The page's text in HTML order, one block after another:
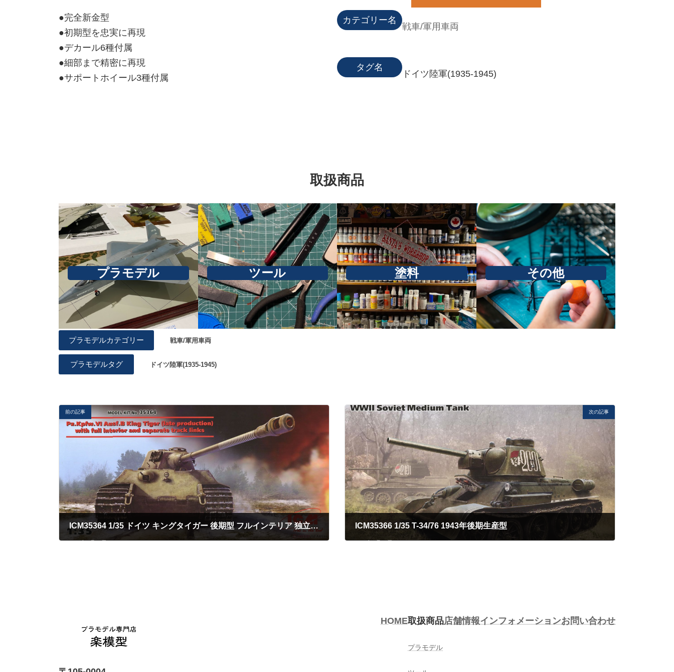
●完全新金型
●初期型を忠実に再現
●デカール6種付属
●細部まで精密に再現
●サポートホイール3種付属
カテゴリー名
戦車/軍用車両
タグ名
ドイツ陸軍(1935-1945)
取扱商品
プラモデル ツール 塗料 その他
プラモデルカテゴリー 戦車/軍用車両
プラモデルタグ ドイツ陸軍(1935-1945)
前の記事
ICM35364 1/35 ドイツ キングタイガー 後期型 フルインテリア 独立履帯トラックリンク
2023年5月30日
次の記事
ICM35366 1/35 T-34/76 1943年後期生産型
2023年5月30日
HOME取扱商品
プラモデル
店舗情報インフォメーションお問い合わせ